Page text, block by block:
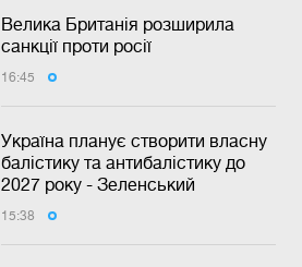
Велика Британія розширила
санкції проти росії
16:45
Україна планує створити власну
балістику та антибалістику до
2027 року - Зеленський
15:38